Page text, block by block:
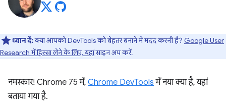
ध्यान दें:क्या आपको DevTools को बेहतर बनाने में मदद करनी है? Google User
Research में हिस्सा लेने के लिए, यहांसाइन अप करें.
नमस्कार! Chrome 75 में, Chrome DevTools में नया क्या है, यहां
बताया गया है.